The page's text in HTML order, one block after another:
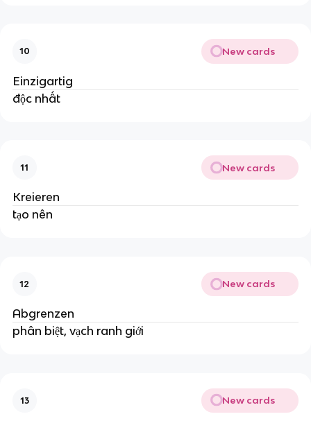
10 New cards
Einzigartig
độc nhất
11 New cards
Kreieren
tạo nên
12 New cards
Abgrenzen
phân biệt, vạch ranh giới
13 New cards